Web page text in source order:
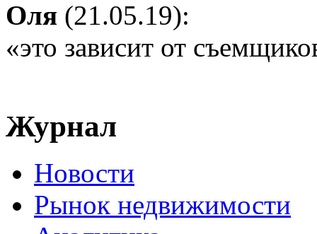
Оля (21.05.19):
«это зависит от
Журнал
Новости
Рынок недвижимости